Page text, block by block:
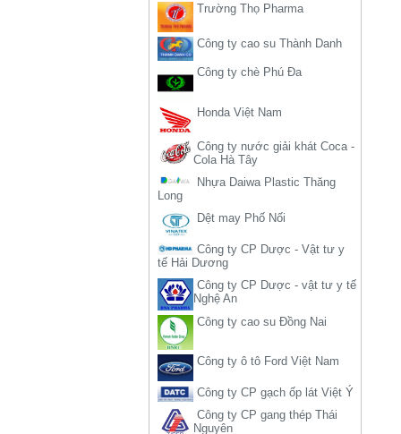
Công ty cao su Thành Danh
Công ty chè Phú Đa
Công ty nước giải khát Coca -
Nhựa Daiwa Plastic Thăng
Công ty CP Dược - Vật tư y
tế Hải Dương
Công ty CP Dược - vật tư y tế
Công ty cao su Đồng Nai
Công ty CP gạch ốp lát Việt Ý
Công ty CP gang thép Thái
Nguyên
Công ty giấy Sông Đuống